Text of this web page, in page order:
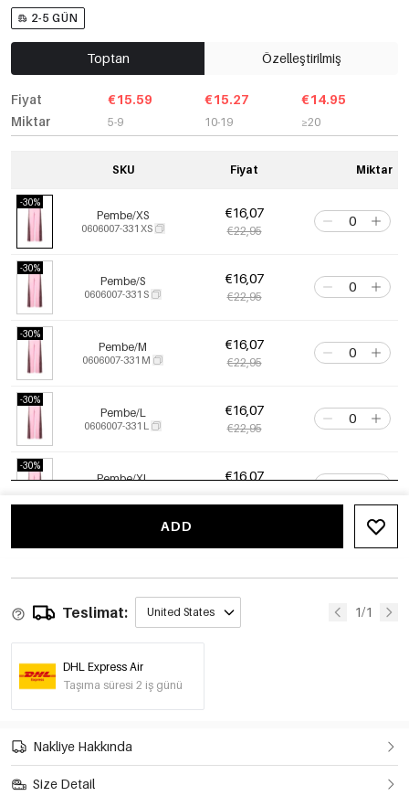
2-5 GÜN
Toptan Özelleştirilmiş
Fiyat
Miktar
€15.59
5-9
€15.27
10-19
€14.95
≥20
SKU Fiyat Miktar
-30%
Pembe/XS
0606007-331 XS
€16,07
€22,95
-30%
Pembe/S
0606007-331 S
€16,07
€22,95
-30%
Pembe/M
0606007-331 M
€16,07
€22,95
-30%
Pembe/L
0606007-331 L
€16,07
€22,95
-30%
Pembe/XL €16,07
Beyaz kapalı/S €16,07
€22,95
-30%
Beyaz kapalı/M
0606007-051 M
Beyaz kapalı/L
0606007-051 L
ADD
Teslimat: United States 1/1
DHL Express Air
Taşıma süresi 2 iş günü
Nakliye Hakkında
Size Detail